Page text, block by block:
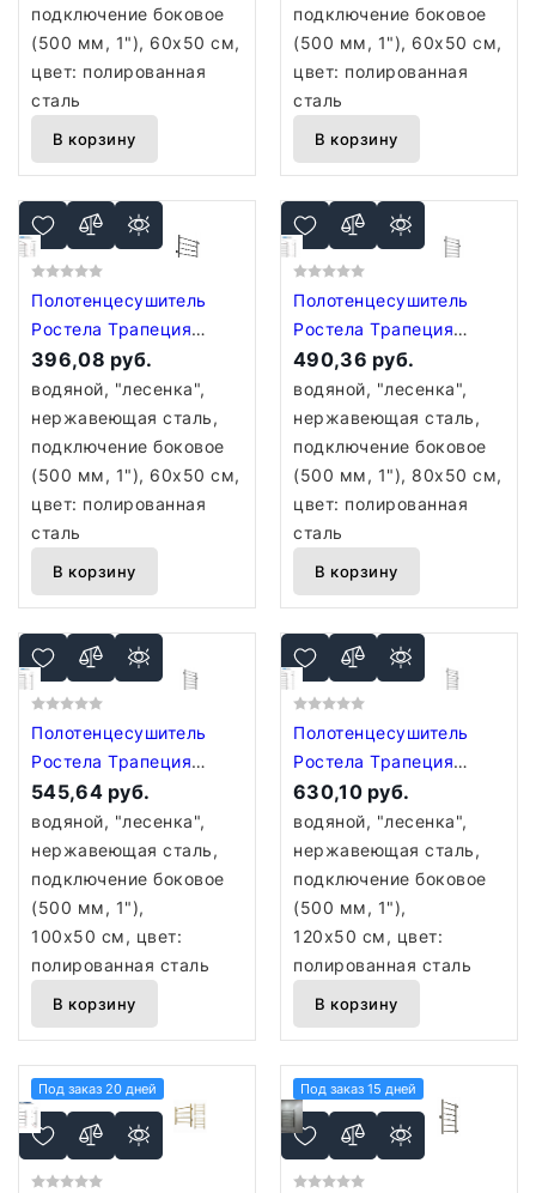
подключение боковое
(500 мм, 1"), 60x50 см,
цвет: полированная
сталь
В корзину
подключение боковое
(500 мм, 1"), 60x50 см,
цвет: полированная
сталь
В корзину
Полотенцесушитель
Ростела Трапеция
боковое подключение
1" 6 перекладин 60 см
396,08 руб.
водяной, "лесенка",
нержавеющая сталь,
подключение боковое
(500 мм, 1"), 60x50 см,
цвет: полированная
сталь
В корзину
Полотенцесушитель
Ростела Трапеция
боковое подключение
1" 8 перекладин 80 см
490,36 руб.
водяной, "лесенка",
нержавеющая сталь,
подключение боковое
(500 мм, 1"), 80x50 см,
цвет: полированная
сталь
В корзину
Полотенцесушитель
Ростела Трапеция
боковое подключение
1" 9 перекладин 100 см
545,64 руб.
водяной, "лесенка",
нержавеющая сталь,
подключение боковое
(500 мм, 1"),
100x50 см, цвет:
полированная сталь
В корзину
Полотенцесушитель
Ростела Трапеция
боковое подключение
1" 11 перекладин 120
см
630,10 руб.
водяной, "лесенка",
нержавеющая сталь,
подключение боковое
(500 мм, 1"),
120x50 см, цвет:
полированная сталь
В корзину
Под заказ 20 дней Под заказ 15 дней